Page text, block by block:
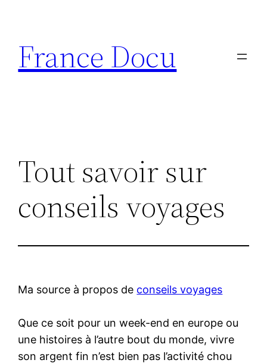
contenu
France Docu
Tout savoir sur
conseils voyages
Ma source à propos de conseils voyages
Que ce soit pour un week-end en europe ou
une histoires à l’autre bout du monde, vivre
son argent fin n’est bien pas l’activité chou